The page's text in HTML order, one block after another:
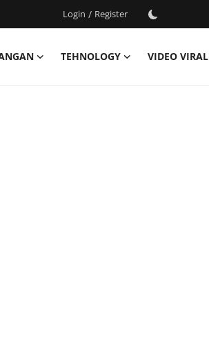
Login / Register
TEHNOLOGY
VIDEO VIRAL